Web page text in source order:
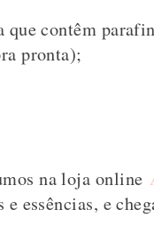
contêm
pronta);
na loja online
essências, e